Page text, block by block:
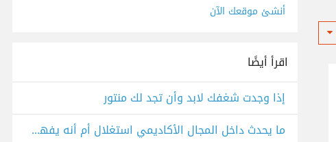
أنشئ موقعك الآن
اقرأ أيضًا
إذا وجدت شغفك لابد وأن تجد لك منتور
ما يحدث داخل المجال الأكاديمي استغلال أم أنه يفهم بشكل خاطئ؟